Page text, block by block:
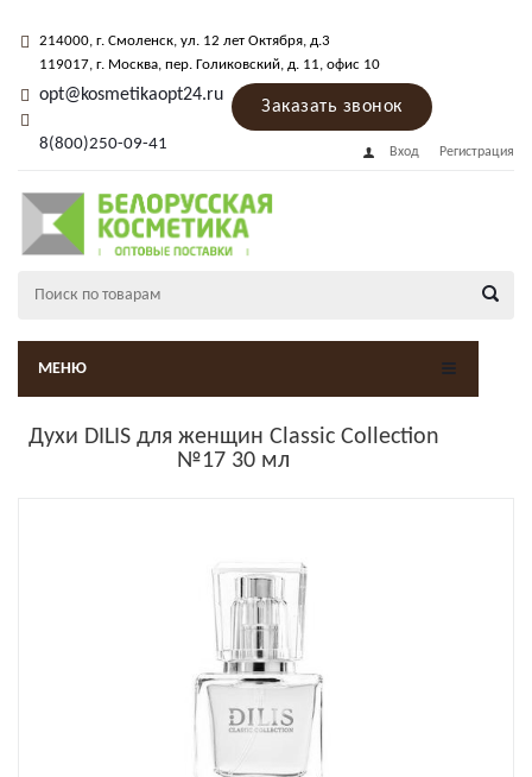
214000, г. Смоленск, ул. 12 лет Октября, д.3
119017, г. Москва, пер. Голиковский, д. 11, офис 10
opt@kosmetikaopt24.ru
8(800)250-09-41
Заказать звонок
Вход Регистрация
МЕНЮ
Духи DILIS для женщин Classic Collection
№17 30 мл